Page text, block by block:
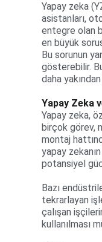
Yapay zeka
asistanları,
entegre olan
en büyük
Bu sorunun
gösterebilir.
daha
Yapay Zeka
Yapay zeka,
birçok görev,
montaj
yapay
potansiyel
Bazı
tekrarlayan
çalışan
kullanılması